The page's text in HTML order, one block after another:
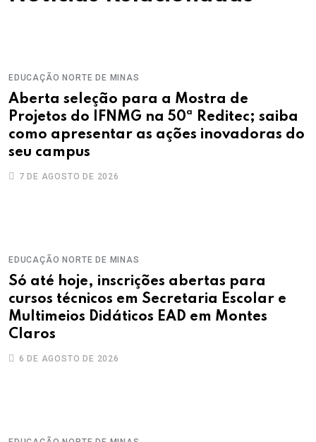
EDUCAÇÃO NORTE DE MINAS
Aberta seleção para a Mostra de
Projetos do IFNMG na 50ª Reditec; saiba
como apresentar as ações inovadoras do
seu campus
7 DE AGOSTO DE 2026
EDUCAÇÃO NORTE DE MINAS
Só até hoje, inscrições abertas para
cursos técnicos em Secretaria Escolar e
Multimeios Didáticos EAD em Montes
Claros
6 DE AGOSTO DE 2026